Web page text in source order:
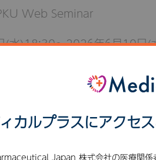
Web Seminar
(水)18:30～2026年6月10日(
カルプラスにアクセス
Japan 株式会社の医療関係